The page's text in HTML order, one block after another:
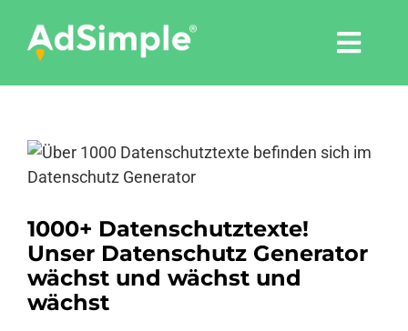
content
Pressemitteilungen
Shop
Zeige
grösseres
1000+ Datenschutztexte!
Unser Datenschutz Generator
wächst und wächst und
wächst